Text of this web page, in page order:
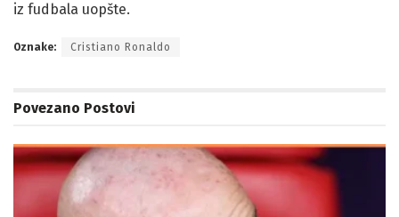
iz fudbala uopšte.
Oznake: Cristiano Ronaldo
Povezano Postovi